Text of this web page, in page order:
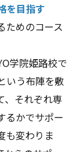
を目指す
ためのコース
学院姫路校で
いう布陣を敷
、それぞれ専
るかでサポー
も変わりま